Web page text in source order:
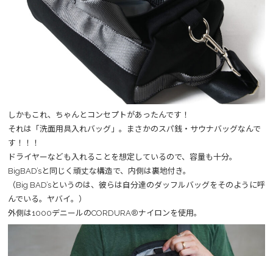
しかもこれ、ちゃんとコンセプトがあったんです！
それは「洗面用具入れバッグ」。まさかのスパ銭・サウナバッグなんで
す！！！
ドライヤーなども入れることを想定しているので、容量も十分。
BigBAD’sと同じく頑丈な構造で、内側は裏地付き。
（Big BAD’sというのは、彼らは自分達のダッフルバッグをそのように呼
んでいる。ヤバイ。）
外側は1000デニールのCORDURA®ナイロンを使用。